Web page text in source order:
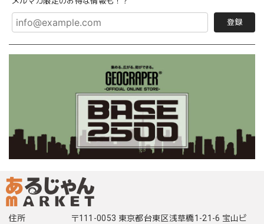
登録
住所
〒111-0053 東京都台東区浅草橋1-21-6 宝山ビ